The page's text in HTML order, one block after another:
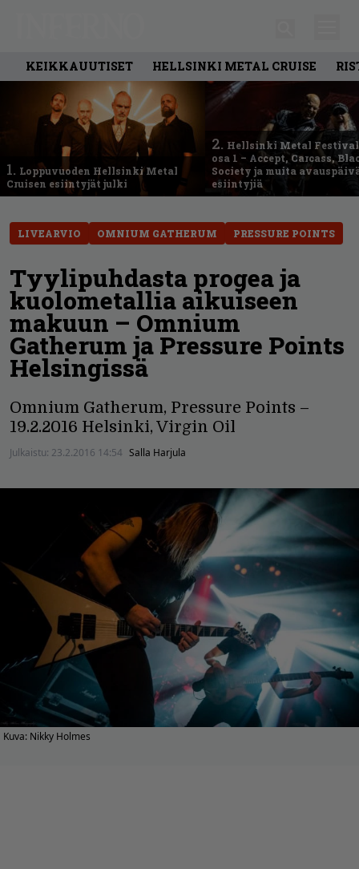
KEIKKAUUTISET HELLSINKI METAL CRUISE
1. Loppuvuoden Hellsinki Metal
Cruisen esiintyjät julki
2. Hellsinki Metal
osa 1 – Accept, Carcass,
Society ja muita
esiintyjiä
LIVEARVIO OMNIUM GATHERUM PRESSURE POINTS
Tyylipuhdasta progea ja
kuolometallia aikuiseen
makuun – Omnium
Gatherum ja Pressure Points
Helsingissä
Omnium Gatherum, Pressure Points –
19.2.2016 Helsinki, Virgin Oil
Julkaistu: 23.2.2016 14:54 Salla Harjula
Kuva: Nikky Holmes